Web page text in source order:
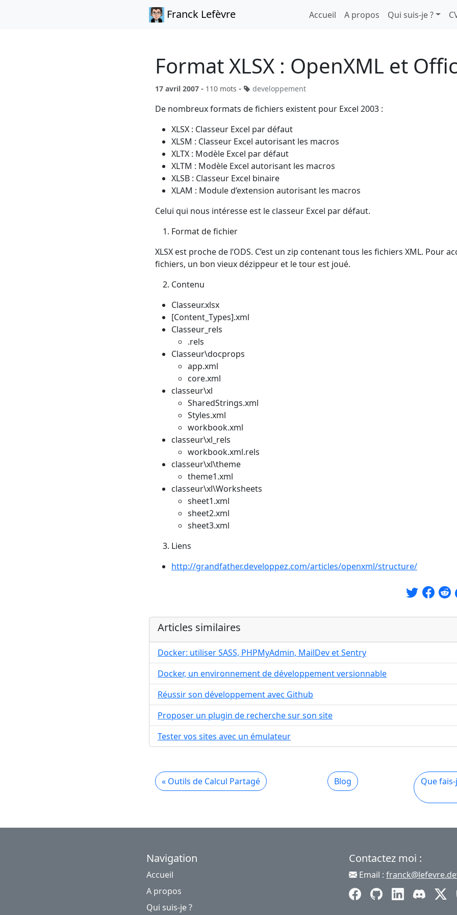
Franck Lefèvre Accueil A propos Qui suis-je ?
Format XLSX : OpenXML et
17 avril 2007 - 110 mots - developpement
De nombreux formats de fichiers existent pour Excel 2003 :
XLSX : Classeur Excel par défaut
XLSM : Classeur Excel autorisant les macros
XLTX : Modèle Excel par défaut
XLTM : Modèle Excel autorisant les macros
XLSB : Classeur Excel binaire
XLAM : Module d’extension autorisant les macros
Celui qui nous intéresse est le classeur Excel par défaut.
Format de fichier
XLSX est proche de l’ODS. C’est un zip contenant tous les fichiers XML. Pour
fichiers, un bon vieux dézippeur et le tour est joué.
Contenu
Classeur.xlsx
[Content_Types].xml
Classeur_rels
.rels
Classeur\docprops
app.xml
core.xml
classeur\xl
SharedStrings.xml
Styles.xml
workbook.xml
classeur\xl_rels
workbook.xml.rels
classeur\xl\theme
theme1.xml
classeur\xl\Worksheets
sheet1.xml
sheet2.xml
sheet3.xml
Liens
http://grandfather.developpez.com/articles/openxml/structure/
Articles similaires
Docker: utiliser SASS, PHPMyAdmin, MailDev et Sentry
Docker, un environnement de développement versionnable
Réussir son développement avec Github
Proposer un plugin de recherche sur son site
Tester vos sites avec un émulateur
« Outils de Calcul Partagé Blog
Que
Navigation
Accueil
A propos
Qui suis-je ?
Contactez moi :
Email :